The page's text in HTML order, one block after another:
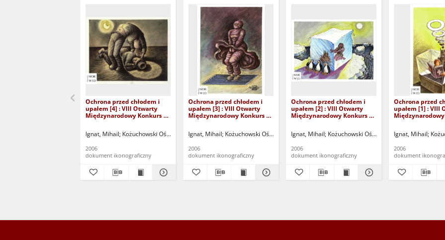
Ochrona przed chłodem i
upałem [4] : VIII Otwarty
Międzynarodowy Konkurs na
Ignat, Mihail Kożuchowski Ośrodek Kultury i Sportu "Zamek" (Kożuchów). (ul. Klasztorna 14, 67-120 Kożuchów, tel. (068) 553-55-
2006
dokument ikonograficzny
Ochrona przed chłodem i
upałem [3] : VIII Otwarty
Międzynarodowy Konkurs na
Ignat, Mihail Kożuchowski Ośrodek Kultury i Sportu "Zamek" (Kożuchów). (ul. Klasztorna 14,
2006
dokument ikonograficzny
Ochrona przed chłodem i
upałem [2] : VIII Otwarty
Międzynarodowy Konkurs na
Ignat, Mihail Kożuchowski Ośrodek Kultury i Sportu
2006
dokument ikonograficzny
Ochrona przed
upałem [1] : VIII
Międzynarodowy
Ignat, Mihail
2006
dokument